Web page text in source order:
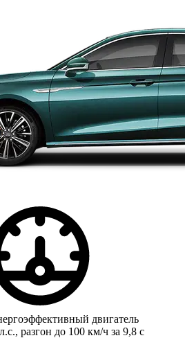
двигатель
разгон до 100 км/ч за 9,8 с